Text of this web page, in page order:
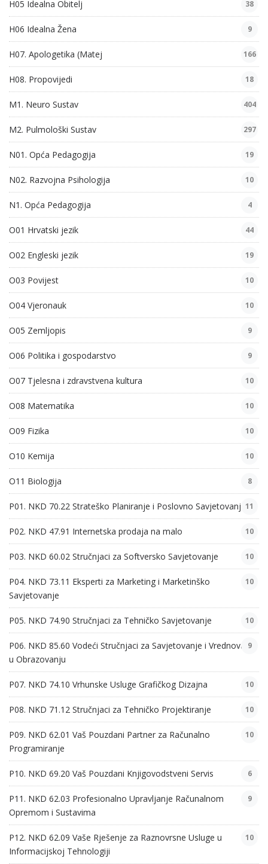
H05 Idealna Obitelj 38
H06 Idealna Žena 9
H07. Apologetika (Matej 166
H08. Propovijedi 18
M1. Neuro Sustav 404
M2. Pulmološki Sustav 297
N01. Opća Pedagogija 19
N02. Razvojna Psihologija 10
N1. Opća Pedagogija 4
O01 Hrvatski jezik 44
O02 Engleski jezik 19
O03 Povijest 10
O04 Vjeronauk 10
O05 Zemljopis 9
O06 Politika i gospodarstvo 9
O07 Tjelesna i zdravstvena kultura 10
O08 Matematika 10
O09 Fizika 10
O10 Kemija 10
O11 Biologija 8
P01. NKD 70.22 Strateško Planiranje i Poslovno Savjetovanje11
P02. NKD 47.91 Internetska prodaja na malo 10
P03. NKD 60.02 Stručnjaci za Softversko Savjetovanje 10
P04. NKD 73.11 Eksperti za Marketing i Marketinško
Savjetovanje
10
P05. NKD 74.90 Stručnjaci za Tehničko Savjetovanje 10
P06. NKD 85.60 Vodeći Stručnjaci za Savjetovanje i Vrednovanje
u Obrazovanju
9
P07. NKD 74.10 Vrhunske Usluge Grafičkog Dizajna 10
P08. NKD 71.12 Stručnjaci za Tehničko Projektiranje 10
P09. NKD 62.01 Vaš Pouzdani Partner za Računalno
Programiranje
10
P10. NKD 69.20 Vaš Pouzdani Knjigovodstveni Servis 6
P11. NKD 62.03 Profesionalno Upravljanje Računalnom
Opremom i Sustavima
9
P12. NKD 62.09 Vaše Rješenje za Raznovrsne Usluge u
Informacijskoj Tehnologiji
10